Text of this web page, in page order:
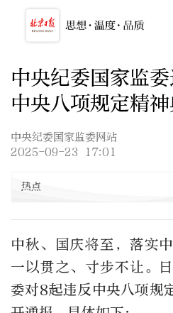
中央纪委国家监
中央八项规定精
中央纪委国家监委网站
2025-09-23 17:01
热点
中秋、国庆将至，落实
一以贯之、寸步不让。
委对8起违反中央八项规